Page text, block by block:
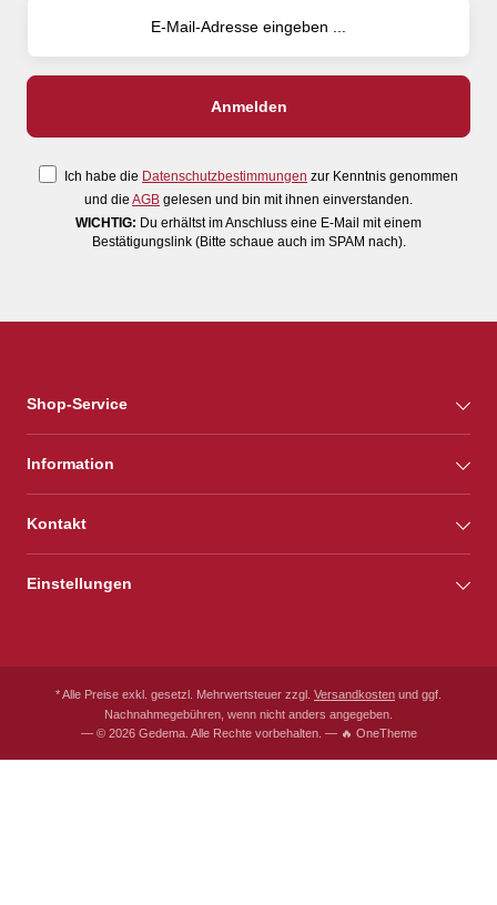
Ich habe die Datenschutzbestimmungen zur Kenntnis genommen
und die AGB gelesen und bin mit ihnen einverstanden.
WICHTIG: Du erhältst im Anschluss eine E-Mail mit einem
Bestätigungslink (Bitte schaue auch im SPAM nach).
Shop-Service
Information
Kontakt
Einstellungen
* Alle Preise exkl. gesetzl. Mehrwertsteuer zzgl. Versandkosten und ggf.
Nachnahmegebühren, wenn nicht anders angegeben.
— © 2026 Gedema. Alle Rechte vorbehalten. — 🔥 OneTheme